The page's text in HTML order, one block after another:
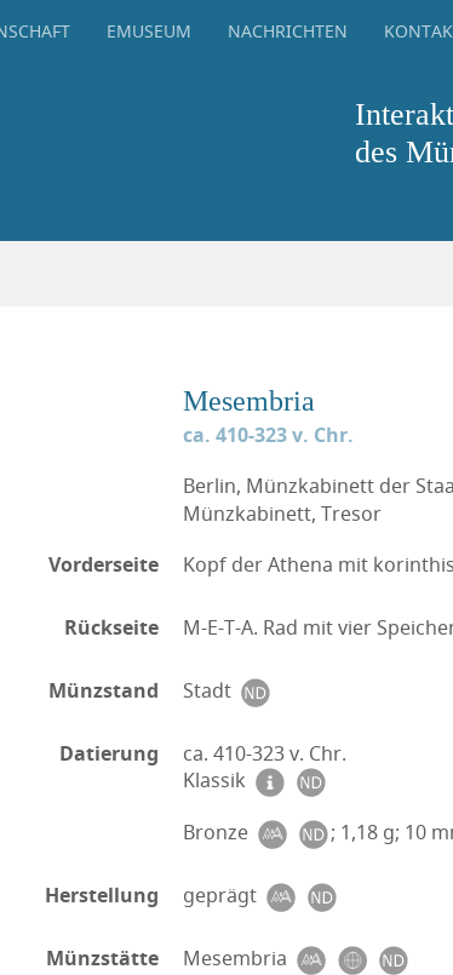
EMUSEUM NACHRICHTEN
des
Mesembria
ca. 410-323 v. Chr.
Berlin, Münzkabinett der
Münzkabinett, Tresor
Vorderseite
Kopf der Athena mit
Rückseite M-E-T-A. Rad mit vier
Münzstand Stadt
Datierung
ca. 410-323 v. Chr.
Klassik
Bronze
; 1,18 g; 10
Herstellung geprägt
Münzstätte Mesembria